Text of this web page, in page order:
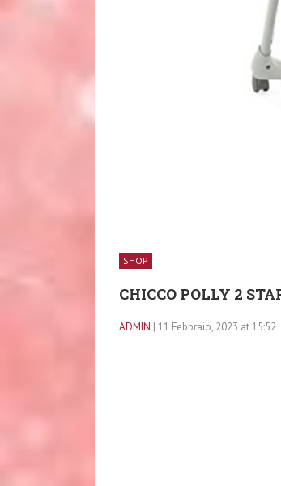
SHOP
CHICCO POLLY 2
ADMIN | 11 Febbraio, 2023 at 15:52